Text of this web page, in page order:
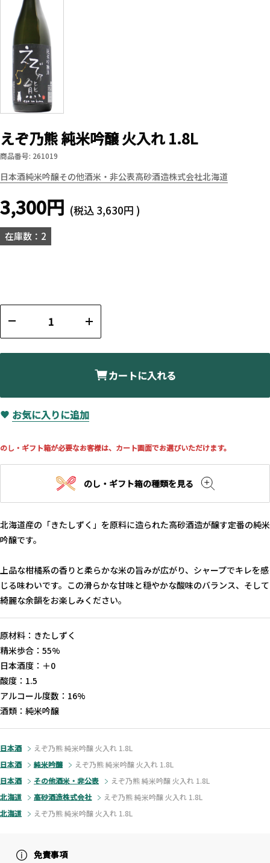
えぞ乃熊 純米吟醸 火入れ 1.8L
商品番号: 261019
日本酒純米吟醸その他酒米・非公表高砂酒造株式会社北海道
3,300円 (税込 3,630円 )
在庫数：2
カートに入れる
お気に入りに追加
のし・ギフト箱が必要なお客様は、カート画面でお選びいただけます。
のし・ギフト箱の種類を見る
北海道産の「きたしずく」を原料に造られた高砂酒造が醸す定番の純米
吟醸です。
上品な柑橘系の香りと柔らかな米の旨みが広がり、シャープでキレを感
じる味わいです。この滑らかな甘味と穏やかな酸味のバランス、そして
綺麗な余韻をお楽しみください。
原材料：きたしずく
精米歩合：55%
日本酒度：＋0
酸度：1.5
アルコール度数：16%
酒類：純米吟醸
日本酒
えぞ乃熊 純米吟醸 火入れ 1.8L
日本酒
純米吟醸
えぞ乃熊 純米吟醸 火入れ 1.8L
日本酒
その他酒米・非公表
えぞ乃熊 純米吟醸 火入れ 1.8L
北海道
高砂酒造株式会社
えぞ乃熊 純米吟醸 火入れ 1.8L
北海道
えぞ乃熊 純米吟醸 火入れ 1.8L
免責事項